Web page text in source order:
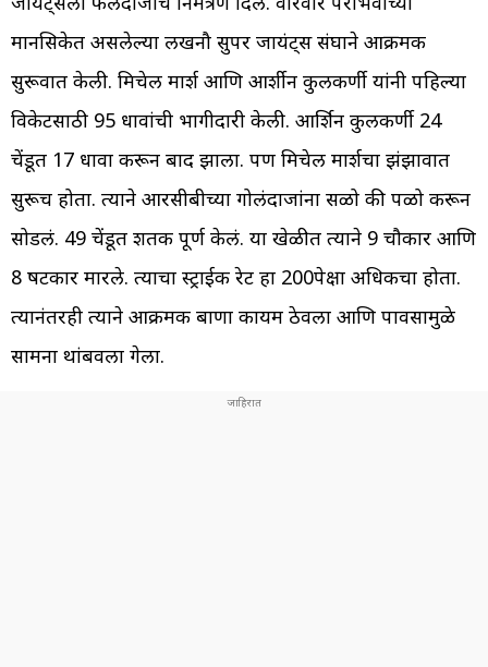
मानसिकेत असलेल्या लखनौ सुपर जायंट्स संघाने आक्रमक
सुरूवात केली. मिचेल मार्श आणि आर्शीन कुलकर्णी यांनी पहिल्या
विकेटसाठी 95 धावांची भागीदारी केली. आर्शिन कुलकर्णी 24
चेंडूत 17 धावा करून बाद झाला. पण मिचेल मार्शचा झंझावात
सुरूच होता. त्याने आरसीबीच्या गोलंदाजांना सळो की पळो करून
सोडलं. 49 चेंडूत शतक पूर्ण केलं. या खेळीत त्याने 9 चौकार आणि
8 षटकार मारले. त्याचा स्ट्राईक रेट हा 200पेक्षा अधिकचा होता.
त्यानंतरही त्याने आक्रमक बाणा कायम ठेवला आणि पावसामुळे
सामना थांबवला गेला.